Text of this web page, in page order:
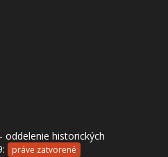
oddelenie historických
práve zatvorené